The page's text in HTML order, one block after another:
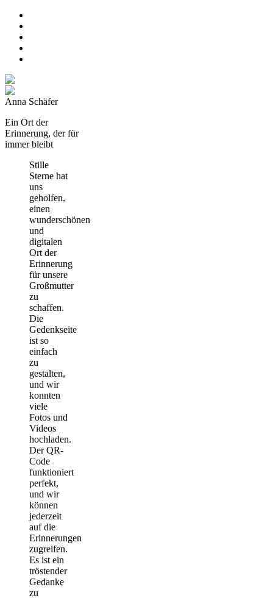
Anna Schäfer
Ein Ort der
Erinnerung, der für
immer bleibt
Stille
Sterne hat
uns
geholfen,
einen
wunderschönen
und
digitalen
Ort der
Erinnerung
für unsere
Großmutter
zu
schaffen.
Die
Gedenkseite
ist so
einfach
zu
gestalten,
und wir
konnten
viele
Fotos und
Videos
hochladen.
Der QR-
Code
funktioniert
perfekt,
und wir
können
jederzeit
auf die
Erinnerungen
zugreifen.
Es ist ein
tröstender
Gedanke
zu